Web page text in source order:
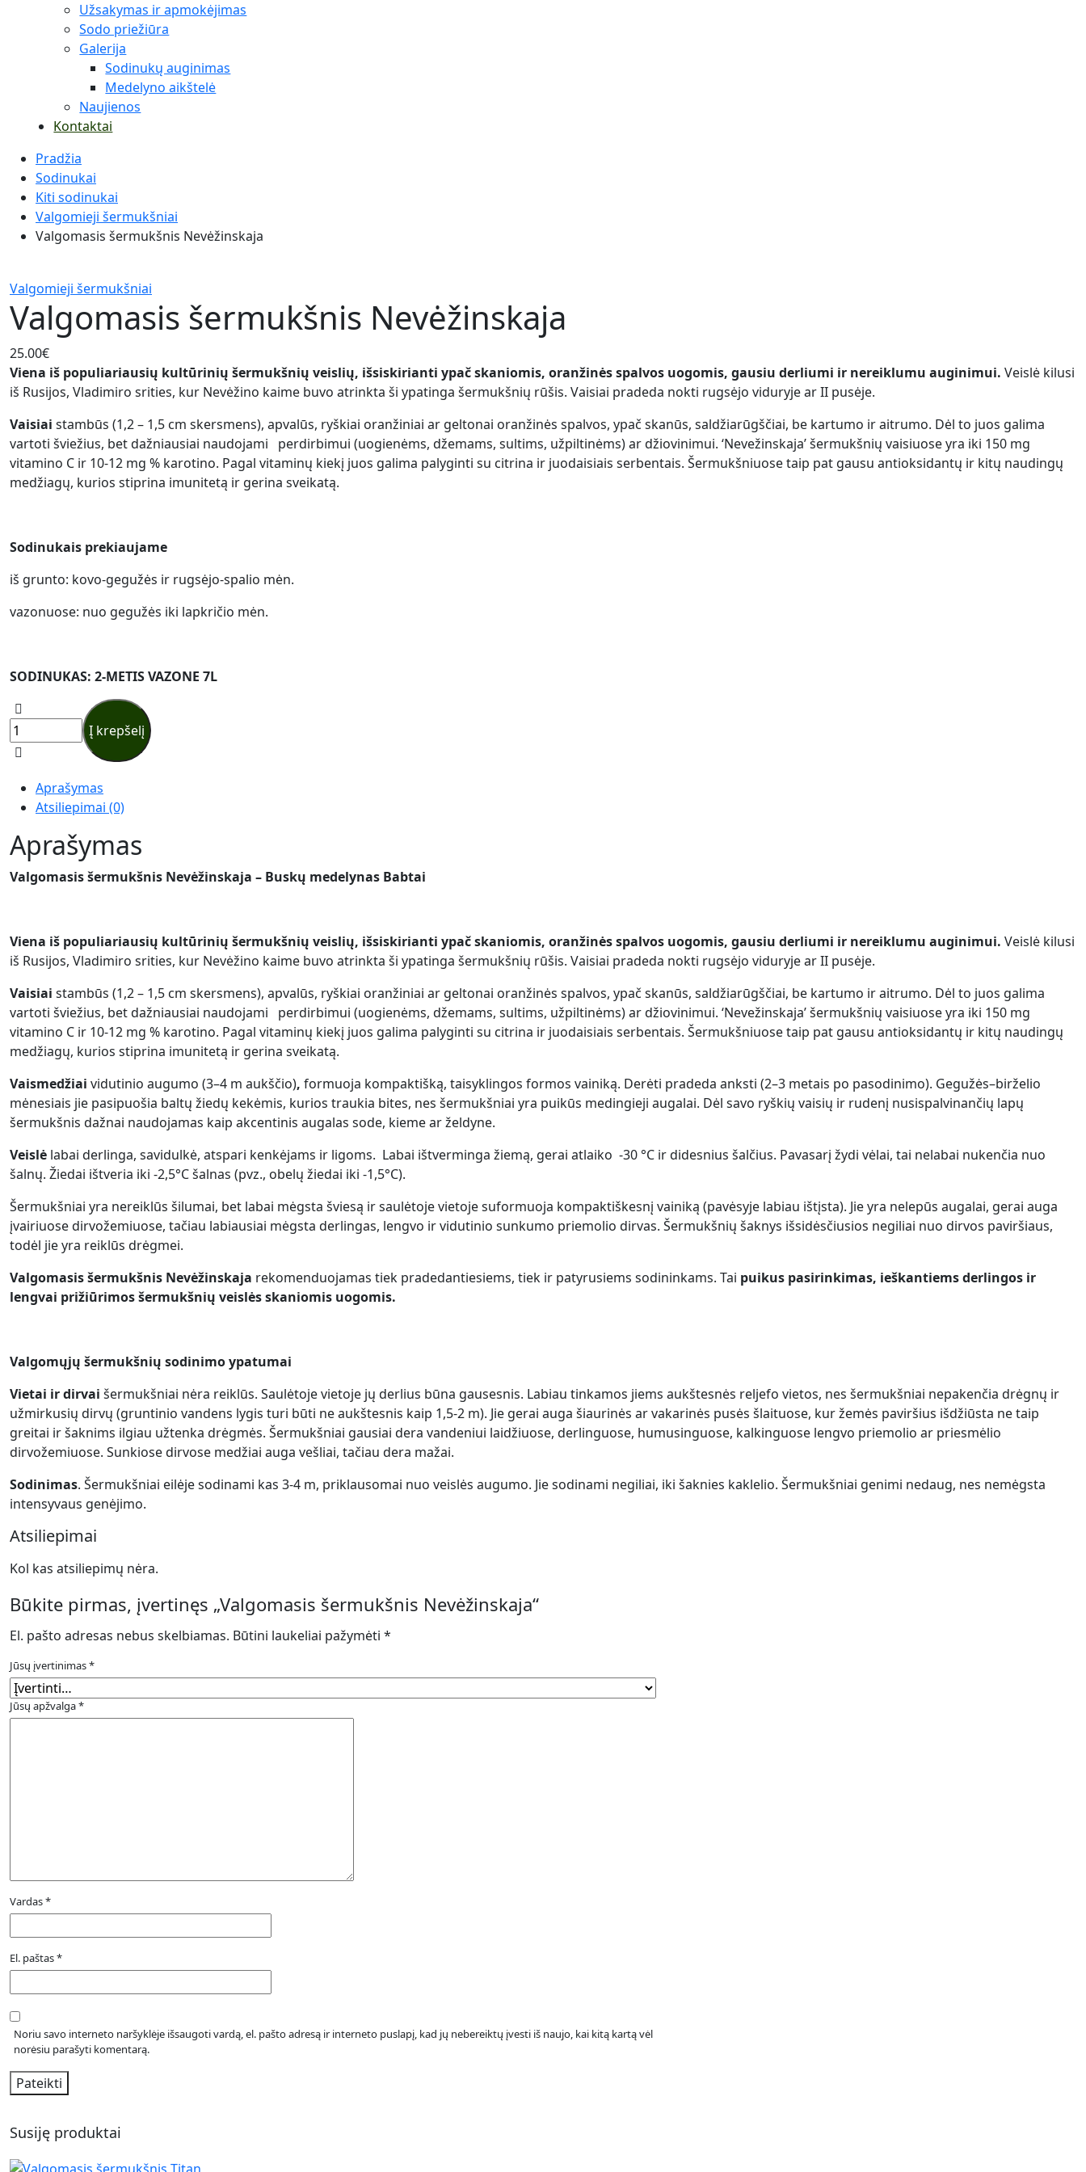
Užsakymas ir apmokėjimas
Sodo priežiūra
Galerija
Sodinukų auginimas
Medelyno aikštelė
Naujienos
Kontaktai
Pradžia
Sodinukai
Kiti sodinukai
Valgomieji šermukšniai
Valgomasis šermukšnis Nevėžinskaja
Valgomieji šermukšniai
Valgomasis šermukšnis Nevėžinskaja
25.00€
Viena iš populiariausių kultūrinių šermukšnių veislių, išsiskirianti ypač skaniomis, oranžinės spalvos uogomis, gausiu derliumi ir nereiklumu auginimui. Veislė kilusi
iš Rusijos, Vladimiro srities, kur Nevėžino kaime buvo atrinkta ši ypatinga šermukšnių rūšis. Vaisiai pradeda nokti rugsėjo viduryje ar II pusėje.
Vaisiai stambūs (1,2 – 1,5 cm skersmens), apvalūs, ryškiai oranžiniai ar geltonai oranžinės spalvos, ypač skanūs, saldžiarūgščiai, be kartumo ir aitrumo. Dėl to juos galima
vartoti šviežius, bet dažniausiai naudojami perdirbimui (uogienėms, džemams, sultims, užpiltinėms) ar džiovinimui. ‘Nevežinskaja’ šermukšnių vaisiuose yra iki 150 mg
vitamino C ir 10-12 mg % karotino. Pagal vitaminų kiekį juos galima palyginti su citrina ir juodaisiais serbentais. Šermukšniuose taip pat gausu antioksidantų ir kitų naudingų
medžiagų, kurios stiprina imunitetą ir gerina sveikatą.
Sodinukais prekiaujame
iš grunto: kovo-gegužės ir rugsėjo-spalio mėn.
vazonuose: nuo gegužės iki lapkričio mėn.
SODINUKAS: 2-METIS VAZONE 7L
Valgomasis
šermukšnis
Nevėžinskaja
kiekis
Į krepšelį
Aprašymas
Atsiliepimai (0)
Aprašymas
Valgomasis šermukšnis Nevėžinskaja – Buskų medelynas Babtai
Viena iš populiariausių kultūrinių šermukšnių veislių, išsiskirianti ypač skaniomis, oranžinės spalvos uogomis, gausiu derliumi ir nereiklumu auginimui. Veislė kilusi
iš Rusijos, Vladimiro srities, kur Nevėžino kaime buvo atrinkta ši ypatinga šermukšnių rūšis. Vaisiai pradeda nokti rugsėjo viduryje ar II pusėje.
Vaisiai stambūs (1,2 – 1,5 cm skersmens), apvalūs, ryškiai oranžiniai ar geltonai oranžinės spalvos, ypač skanūs, saldžiarūgščiai, be kartumo ir aitrumo. Dėl to juos galima
vartoti šviežius, bet dažniausiai naudojami perdirbimui (uogienėms, džemams, sultims, užpiltinėms) ar džiovinimui. ‘Nevežinskaja’ šermukšnių vaisiuose yra iki 150 mg
vitamino C ir 10-12 mg % karotino. Pagal vitaminų kiekį juos galima palyginti su citrina ir juodaisiais serbentais. Šermukšniuose taip pat gausu antioksidantų ir kitų naudingų
medžiagų, kurios stiprina imunitetą ir gerina sveikatą.
Vaismedžiai vidutinio augumo (3–4 m aukščio), formuoja kompaktišką, taisyklingos formos vainiką. Derėti pradeda anksti (2–3 metais po pasodinimo). Gegužės–birželio
mėnesiais jie pasipuošia baltų žiedų kekėmis, kurios traukia bites, nes šermukšniai yra puikūs medingieji augalai. Dėl savo ryškių vaisių ir rudenį nusispalvinančių lapų
šermukšnis dažnai naudojamas kaip akcentinis augalas sode, kieme ar želdyne.
Veislė labai derlinga, savidulkė, atspari kenkėjams ir ligoms. Labai ištverminga žiemą, gerai atlaiko -30 °C ir didesnius šalčius. Pavasarį žydi vėlai, tai nelabai nukenčia nuo
šalnų. Žiedai ištveria iki -2,5°C šalnas (pvz., obelų žiedai iki -1,5°C).
Šermukšniai yra nereiklūs šilumai, bet labai mėgsta šviesą ir saulėtoje vietoje suformuoja kompaktiškesnį vainiką (pavėsyje labiau ištįsta). Jie yra nelepūs augalai, gerai auga
įvairiuose dirvožemiuose, tačiau labiausiai mėgsta derlingas, lengvo ir vidutinio sunkumo priemolio dirvas. Šermukšnių šaknys išsidėsčiusios negiliai nuo dirvos paviršiaus,
todėl jie yra reiklūs drėgmei.
Valgomasis šermukšnis Nevėžinskaja rekomenduojamas tiek pradedantiesiems, tiek ir patyrusiems sodininkams. Tai puikus pasirinkimas, ieškantiems derlingos ir
lengvai prižiūrimos šermukšnių veislės skaniomis uogomis.
Valgomųjų šermukšnių sodinimo ypatumai
Vietai ir dirvai šermukšniai nėra reiklūs. Saulėtoje vietoje jų derlius būna gausesnis. Labiau tinkamos jiems aukštesnės reljefo vietos, nes šermukšniai nepakenčia drėgnų ir
užmirkusių dirvų (gruntinio vandens lygis turi būti ne aukštesnis kaip 1,5-2 m). Jie gerai auga šiaurinės ar vakarinės pusės šlaituose, kur žemės paviršius išdžiūsta ne taip
greitai ir šaknims ilgiau užtenka drėgmės. Šermukšniai gausiai dera vandeniui laidžiuose, derlinguose, humusinguose, kalkinguose lengvo priemolio ar priesmėlio
dirvožemiuose. Sunkiose dirvose medžiai auga vešliai, tačiau dera mažai.
Sodinimas. Šermukšniai eilėje sodinami kas 3-4 m, priklausomai nuo veislės augumo. Jie sodinami negiliai, iki šaknies kaklelio. Šermukšniai genimi nedaug, nes nemėgsta
intensyvaus genėjimo.
Atsiliepimai
Kol kas atsiliepimų nėra.
Būkite pirmas, įvertinęs „Valgomasis šermukšnis Nevėžinskaja“
El. pašto adresas nebus skelbiamas. Būtini laukeliai pažymėti *
Jūsų įvertinimas*
Jūsų apžvalga*
Vardas*
El. paštas*
Noriu savo interneto naršyklėje išsaugoti vardą, el. pašto adresą ir interneto puslapį, kad jų nebereiktų įvesti iš naujo, kai kitą kartą vėl
norėsiu parašyti komentarą.
Susiję produktai